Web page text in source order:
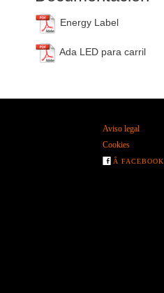
Energy Label
Ada LED para carril
Aviso legal
Cookies
Â FACEBOOK